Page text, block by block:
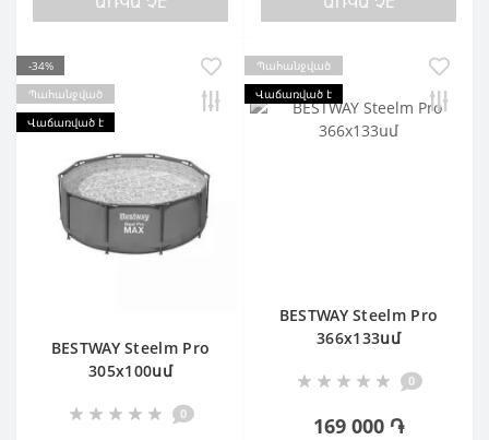
-34%
Պահանջված
Վաճառված է
BESTWAY Steelm Pro
305х100սմ
0
Պահանջված
Վաճառված է
BESTWAY Steelm Pro
366х133սմ
0
169 000 ֏